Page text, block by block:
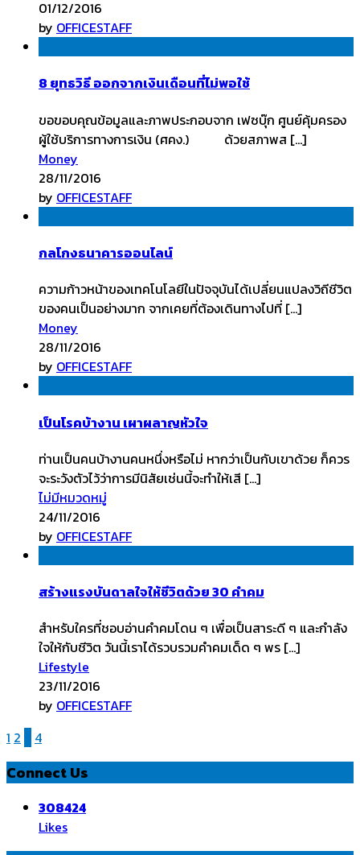
01/12/2016
by OFFICESTAFF
8 ยุทธวิธี ออกจากเงินเดือนที่ไม่พอใช้
ขอขอบคุณข้อมูลและภาพประกอบจาก เฟซบุ๊ก ศูนย์คุ้มครอง
ผู้ใช้บริการทางการเงิน (ศคง.) ด้วยสภาพส […]
Money
28/11/2016
by OFFICESTAFF
กลโกงธนาคารออนไลน์
ความก้าวหน้าของเทคโนโลยีในปัจจุบันได้เปลี่ยนแปลงวิถีชีวิต
ของคนเป็นอย่างมาก จากเคยที่ต้องเดินทางไปที่ […]
Money
28/11/2016
by OFFICESTAFF
เป็นโรคบ้างาน เผาผลาญหัวใจ
ท่านเป็นคนบ้างานคนหนึ่งหรือไม่ หากว่าเป็นกับเขาด้วย ก็ควร
จะระวังตัวไว้ว่าการมีนิสัยเช่นนี้จะทำให้เสี […]
ไม่มีหมวดหมู่
24/11/2016
by OFFICESTAFF
สร้างแรงบันดาลใจให้ชีวิตด้วย 30 คำคม
สำหรับใครที่ชอบอ่านคำคมโดน ๆ เพื่อเป็นสาระดี ๆ และกำลัง
ใจให้กับชีวิต วันนี้เราได้รวบรวมคำคมเด็ด ๆ พร […]
Lifestyle
23/11/2016
by OFFICESTAFF
1 2 4
Connect Us
308424
Likes